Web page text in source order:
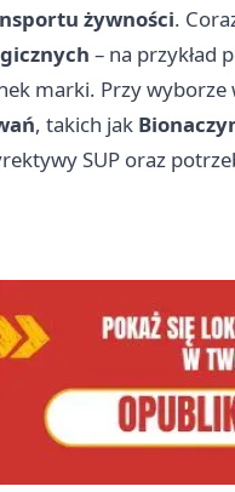
żywności.
– na przykład
marki. Przy
, takich jak
SUP oraz